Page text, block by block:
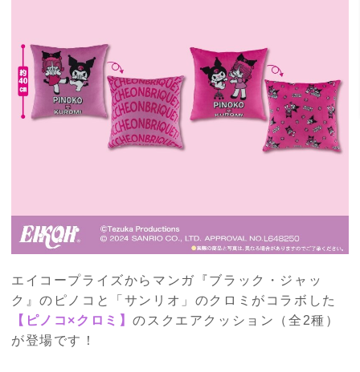
エイコープライズからマンガ『ブラック・ジャッ
ク』のピノコと「サンリオ」のクロミがコラボした
【ピノコ×クロミ】のスクエアクッション（全2種）
が登場です！